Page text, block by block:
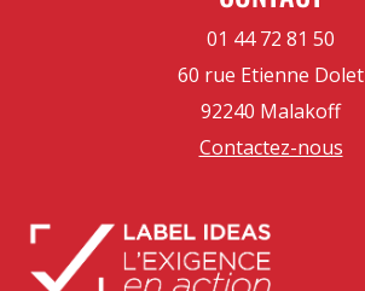
01 44 72 81 50
60 rue Etienne Dolet
92240 Malakoff
Contactez-nous